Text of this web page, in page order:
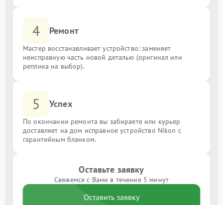
4 Ремонт
Мастер восстанавливает устройство: заменяет
неисправную часть новой деталью (оригинал или
реплика на выбор).
5 Успех
По окончании ремонта вы забираете или курьер
доставляет на дом исправное устройство Nikon с
гарантийным бланком.
Оставьте заявку
Свяжемся с Вами в течение 5 минут
Оставить заявку